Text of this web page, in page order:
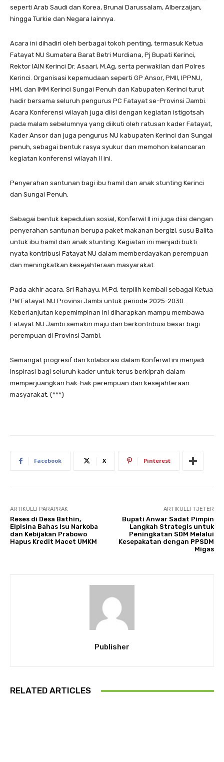
seperti Arab Saudi dan Korea, Brunai Darussalam, Alberzaijan,
hingga Turkie dan Negara lainnya.
Acara ini dihadiri oleh berbagai tokoh penting, termasuk Ketua
Fatayat NU Sumatera Barat Betri Murdiana, Pj Bupati Kerinci,
Rektor IAIN Kerinci Dr. Asaari, M.Ag, serta perwakilan dari Polres
Kerinci. Organisasi kepemudaan seperti GP Ansor, PMII, IPPNU,
HMI, dan IMM Kerinci Sungai Penuh dan Kabupaten Kerinci turut
hadir bersama seluruh pengurus PC Fatayat se-Provinsi Jambi.
Acara Konferensi wilayah juga diisi dengan kegiatan istigotsah
pada malam sebelumnya yang diikuti oleh ratusan kader Fatayat,
Kader Ansor dan juga pengurus NU kabupaten Kerinci dan Sungai
penuh, sebagai bentuk rasya syukur dan memohon kelancaran
kegiatan konferensi wilayah II ini.
Penyerahan santunan bagi ibu hamil dan anak stunting Kerinci
dan Sungai Penuh.
Sebagai bentuk kepedulian sosial, Konferwil II ini juga diisi dengan
penyerahan santunan berupa paket makanan bergizi, susu Balita
untuk ibu hamil dan anak stunting. Kegiatan ini menjadi bukti
nyata kontribusi Fatayat NU dalam memberdayakan perempuan
dan meningkatkan kesejahteraan masyarakat.
Pada akhir acara, Sri Rahayu, M.Pd, terpilih kembali sebagai Ketua
PW Fatayat NU Provinsi Jambi untuk periode 2025-2030.
Keberlanjutan kepemimpinan ini diharapkan mampu membawa
Fatayat NU Jambi semakin maju dan berkontribusi besar bagi
perempuan di Provinsi Jambi.
Semangat progresif dan kolaborasi dalam Konferwil ini menjadi
inspirasi bagi seluruh kader untuk terus berkiprah dalam
memperjuangkan hak-hak perempuan dan kesejahteraan
masyarakat. (***)
Facebook X Pinterest
ARTIKULLI PARAPRAK
Reses di Desa Bathin,
Elpisina Bahas Isu Narkoba
dan Kebijakan Prabowo
Hapus Kredit Macet UMKM
ARTIKULLI TJETËR
Bupati Anwar Sadat Pimpin
Langkah Strategis untuk
Peningkatan SDM Melalui
Kesepakatan dengan PPSDM
Migas
Publisher
RELATED ARTICLES